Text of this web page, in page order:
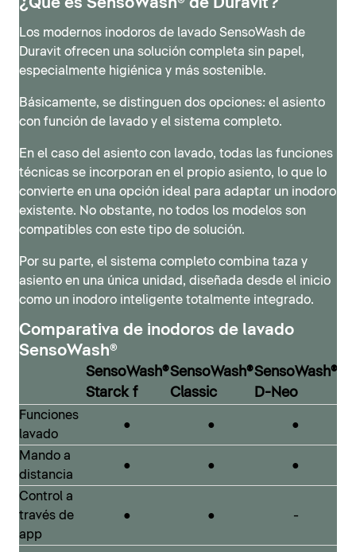
SensoWash® Classic
El SensoWash Classic, diseñado por Philippe Starck,
retoma el estilo original de SensoWash® y lo
perfecciona tanto a nivel estético como tecnológico.
El resultado es un diseño moderno y minimalista, con
integra funciones completas para ofrecer el máximo
confort
SensoWash® Classic
SensoWash® D-Neo
Con la serie SensoWash D-Neo, Duravit presenta un
entrada, compacto tanto en diseño como en precio.
Se integra con facilidad en cualquier cuarto de baño y
combina con todas las series de diseño de la marca.
De este modo, incluso con un presupuesto ajustado,
es posible disfrutar de un baño de diseño con inodoro
inteligente.
SensoWash® D-Neo
¿Qué es SensoWash® de Duravit?
Los modernos inodoros de lavado SensoWash de
Duravit ofrecen una solución completa sin papel,
especialmente higiénica y más sostenible.
Básicamente, se distinguen dos opciones: el asiento
con función de lavado y el sistema completo.
En el caso del asiento con lavado, todas las funciones
técnicas se incorporan en el propio asiento, lo que lo
convierte en una opción ideal para adaptar un inodoro
existente. No obstante, no todos los modelos son
compatibles con este tipo de solución.
Por su parte, el sistema completo combina taza y
asiento en una única unidad, diseñada desde el inicio
como un inodoro inteligente totalmente integrado.
Comparativa de inodoros de lavado
SensoWash®
SensoWash®
Starck f
SensoWash®
Classic
SensoWash®
D-Neo
Funciones
lavado
● ● ●
Mando a
distancia
● ● ●
Control a
través de
app
● ● -